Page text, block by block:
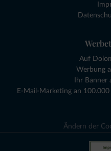
Auf
Werbung
Ihr
E-Mail-Marketing an
Ändern der